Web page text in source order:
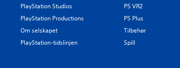
PlayStation Studios
PlayStation Productions
Om selskapet
PlayStation-tidslinjen
PS VR2
PS Plus
Tilbehør
Spill